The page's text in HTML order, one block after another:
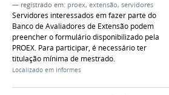
— registrado em: proex, extensão, servidores
Servidores interessados em fazer parte do
Banco de Avaliadores de Extensão podem
preencher o formulário disponibilizado pela
PROEX. Para participar, é necessário ter
titulação mínima de mestrado.
Localizado em Informes